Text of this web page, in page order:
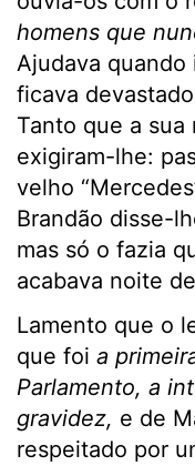
homens que
Ajudava quando
ficava
Tanto que a
exigiram-lhe:
velho
Brandão disse-
mas só o fazia
acabava noite
Lamento que o
que foi a
Parlamento, a
gravidez, e de
respeitado por